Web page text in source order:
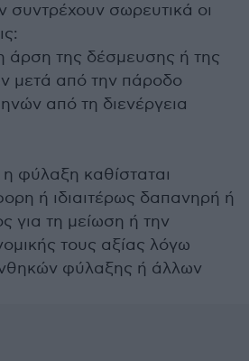
συντρέχουν σωρευτικά οι
άρση της δέσμευσης ή της
μετά από την πάροδο
από τη διενέργεια
η φύλαξη καθίσταται
ή ιδιαιτέρως δαπανηρή ή
για τη μείωση ή την
τους αξίας λόγω
φύλαξης ή άλλων